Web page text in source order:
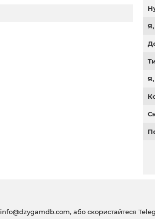
Я,
Я,
info@dzygamdb.com, або скористайтеся